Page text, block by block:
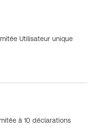
Utilisateur unique
à 10 déclarations